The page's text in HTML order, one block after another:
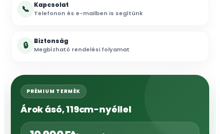
📞 Kapcsolat
Telefonon és e-mailben is segítünk
🔒 Biztonság
Megbízható rendelési folyamat
PRÉMIUM TERMÉK
Árok ásó, 119cm-nyéllel